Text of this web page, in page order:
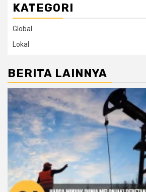
KATEGORI
Global
Lokal
BERITA LAINNYA